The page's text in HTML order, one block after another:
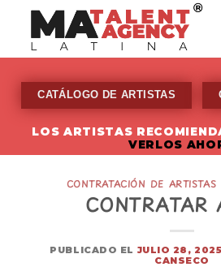
content
CATÁLOGO DE ARTISTAS
LOS ARTISTAS
VERLOS
CONTRATACIÓN DE ARTISTAS
CONTRATAR
PUBLICADO EL JULIO 28, 2025
CANSECO